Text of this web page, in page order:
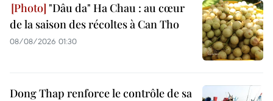
"Dâu da" Ha Chau : au cœur
de la saison des récoltes à Can Tho
08/08/2026 01:30
Dong Thap renforce le contrôle de sa